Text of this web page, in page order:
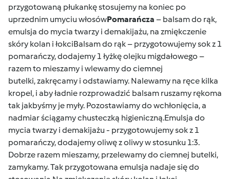
przygotowaną płukankę stosujemy na koniec po
uprzednim umyciu włosówPomarańcza – balsam do rąk,
emulsja do mycia twarzy i demakijażu, na zmiękczenie
skóry kolan i łokciBalsam do rąk – przygotowujemy sok z 1
pomarańczy, dodajemy 1 łyżkę olejku migdałowego –
razem to mieszamy i wlewamy do ciemnej
butelki, zakręcamy i odstawiamy. Nalewamy na ręce kilka
kropel, i aby ładnie rozprowadzić balsam ruszamy rękoma
tak jakbyśmy je myły. Pozostawiamy do wchłonięcia, a
nadmiar ściągamy chusteczką higieniczną.Emulsja do
mycia twarzy i demakijażu - przygotowujemy sok z 1
pomarańczy, dodajemy oliwę z oliwy w stosunku 1:3.
Dobrze razem mieszamy, przelewamy do ciemnej butelki,
zamykamy. Tak przygotowana emulsja nadaje się do